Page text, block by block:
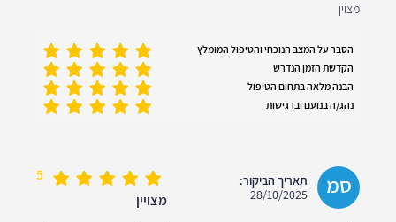
מצוין
הסבר על המצב הנוכחי והטיפול המומלץ
הקדשת הזמן הנדרש
הבנה מלאה בתחום הטיפול
נהג/ה בנועם וברגישות
סמ
תאריך הביקור:
28/10/2025
5
מצויין